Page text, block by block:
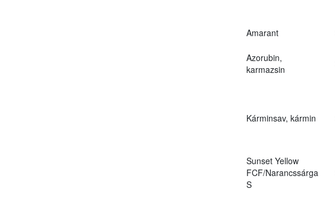
Amarant
Azorubin,
karmazsin
Kárminsav, kármin
Sunset Yellow
FCF/Narancssárga
S